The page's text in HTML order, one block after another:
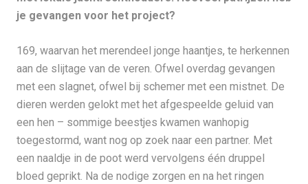
je gevangen voor het project?
169, waarvan het merendeel jonge haantjes, te herkennen
aan de slijtage van de veren. Ofwel overdag gevangen
met een slagnet, ofwel bij schemer met een mistnet. De
dieren werden gelokt met het afgespeelde geluid van
een hen – sommige beestjes kwamen wanhopig
toegestormd, want nog op zoek naar een partner. Met
een naaldje in de poot werd vervolgens één druppel
bloed geprikt. Na de nodige zorgen en na het ringen